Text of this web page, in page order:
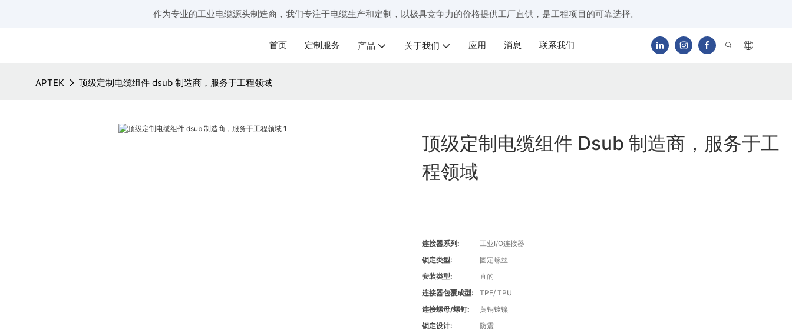
作为专业的工业电缆源头制造商，我们专注于电缆生产和定制，以极具竞争力的价格提供工厂直供，是工程项目的可靠选择。
首页 定制服务 产品 关于我们 应用 消息 联系我们
APTEK 顶级定制电缆组件 dsub 制造商，服务于工程领域
顶级定制电缆组件 Dsub 制造商，服务于工
程领域
连接器系列:
工业I/O连接器
锁定类型:
固定螺丝
安装类型:
直的
连接器包覆成型:
TPE/ TPU
连接螺母/螺钉:
黄铜镀镍
锁定设计:
防震